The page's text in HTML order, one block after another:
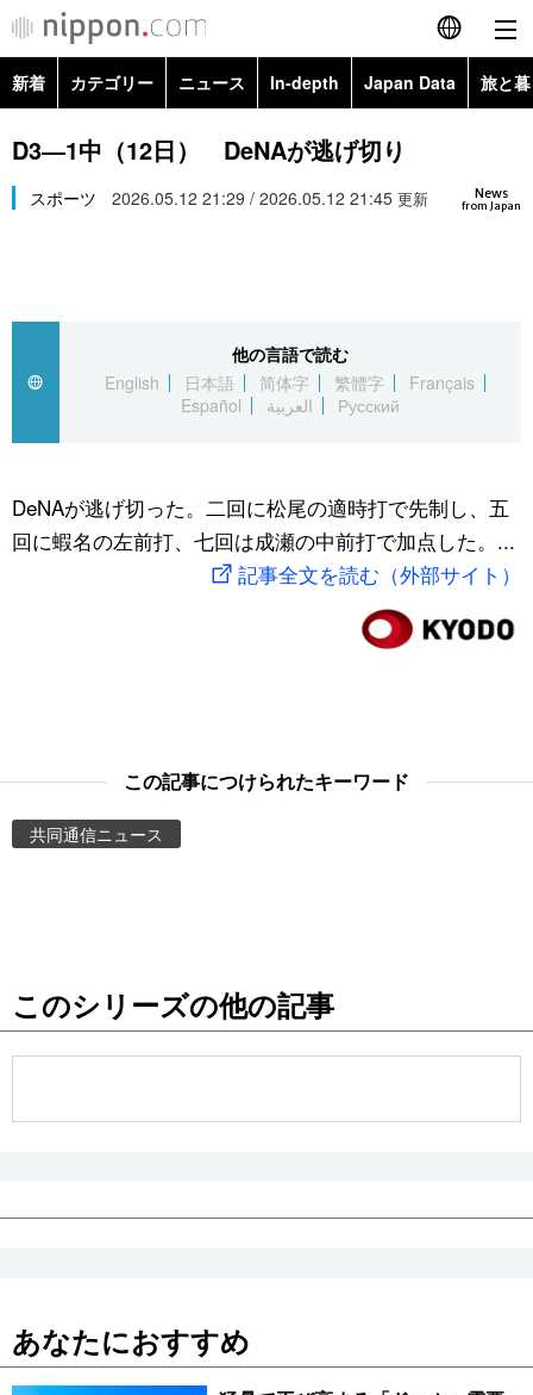
English
简体字
繁體字
العربية
社会
スポーツ・東京2020
旅と暮らし
Images
新着 カテゴリー ニュース In-depth Japan Data 旅と
政治・外交
経済・ビジネス
社会
文化
科学・技術
暮らし
Images
お知らせ
D3―1中（12日） DeNAが逃げ切り
News
from Japan
スポーツ 2026.05.12 21:29 / 2026.05.12 21:45 更新
他の言語で読む
English
日本語 简体字 繁體字
Français
Español
العربية Русский
DeNAが逃げ切った。二回に松尾の適時打で先制し、五
回に蝦名の左前打、七回は成瀬の中前打で加点した。...
記事全文を読む（外部サイト）
この記事につけられたキーワード
共同通信ニュース
このシリーズの他の記事
あなたにおすすめ